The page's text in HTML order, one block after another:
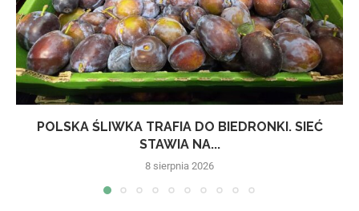
POLSKA ŚLIWKA TRAFIA DO BIEDRONKI. SIEĆ
STAWIA NA...
8 sierpnia 2026